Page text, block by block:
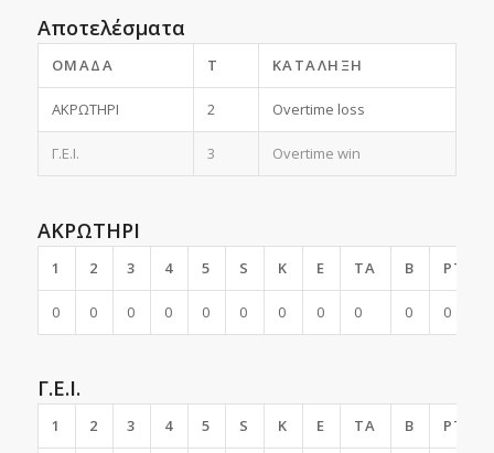
Αποτελέσματα
ΟΜΆΔΑ T ΚΑΤΆΛΗΞΗ
ΑΚΡΩΤΗΡΙ 2 Overtime loss
Γ.Ε.Ι. 3 Overtime win
ΑΚΡΩΤΗΡΙ
1 2 3 4 5 S K E TA B PTS
0 0 0 0 0 0 0 0 0 0 0
Γ.Ε.Ι.
1 2 3 4 5 S K E TA B PTS